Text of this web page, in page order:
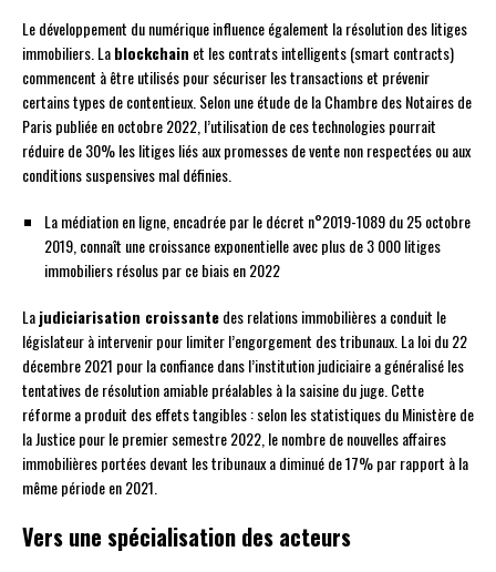
Le développement du numérique influence également la résolution des litiges
immobiliers. Lablockchain et les contrats intelligents (smart contracts)
commencent à être utilisés pour sécuriser les transactions et prévenir
certains types de contentieux. Selon une étude de la Chambre des Notaires de
Paris publiée en octobre 2022, l’utilisation de ces technologies pourrait
réduire de 30% les litiges liés aux promesses de vente non respectées ou aux
conditions suspensives mal définies.
La médiation en ligne, encadrée par le décret n°2019-1089 du 25 octobre
2019, connaît une croissance exponentielle avec plus de 3 000 litiges
immobiliers résolus par ce biais en 2022
Lajudiciarisation croissantedes relations immobilières a conduit le
législateur à intervenir pour limiter l’engorgement des tribunaux. La loi du 22
décembre 2021 pour la confiance dans l’institution judiciaire a généralisé les
tentatives de résolution amiable préalables à la saisine du juge. Cette
réforme a produit des effets tangibles : selon les statistiques du Ministère de
la Justice pour le premier semestre 2022, le nombre de nouvelles affaires
immobilières portées devant les tribunaux a diminué de 17% par rapport à la
même période en 2021.
Vers une spécialisation des acteurs